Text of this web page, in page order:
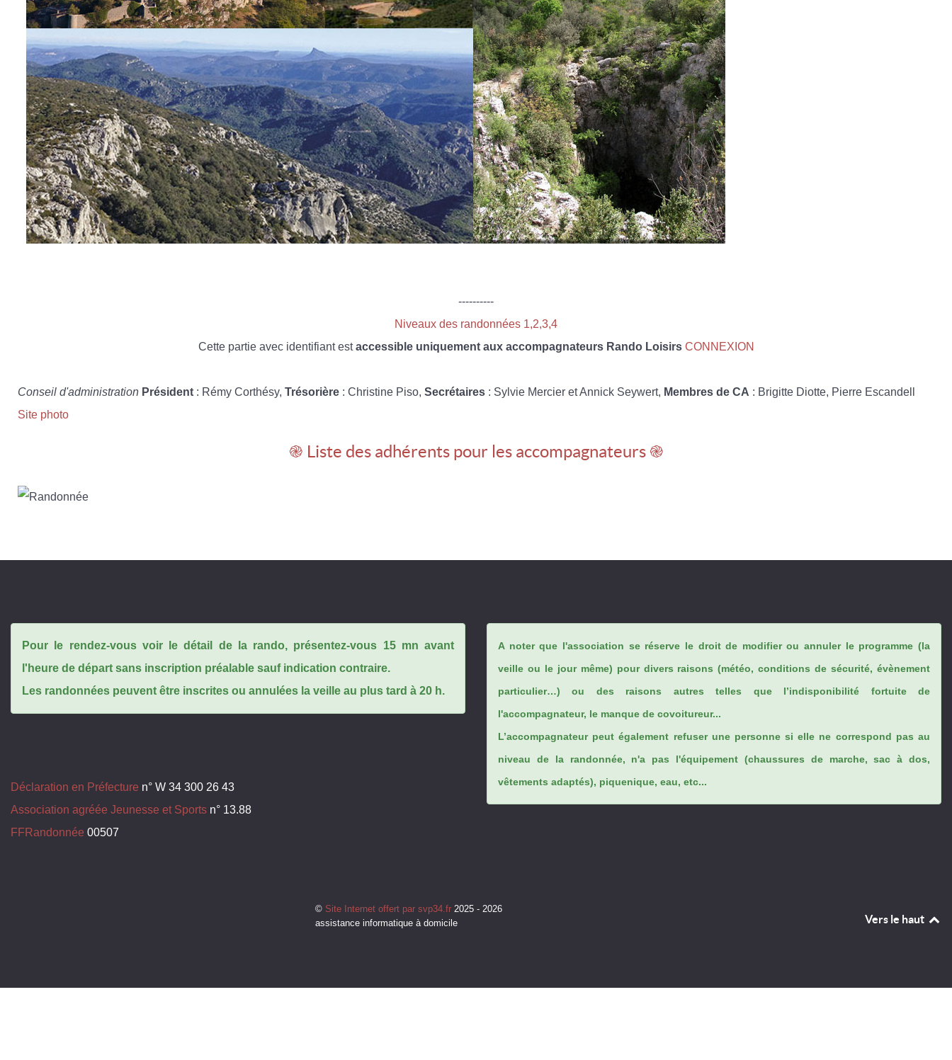
----------
Niveaux des randonnées 1,2,3,4
Cette partie avec identifiant estaccessible uniquement aux accompagnateurs Rando Loisirs CONNEXION
Conseil d'administration Président : Rémy Corthésy, Trésorière : Christine Piso, Secrétaires : Sylvie Mercier et Annick Seywert, Membres de CA : Brigitte Diotte, Pierre Escandell
Site photo
֎ Liste des adhérents pour les accompagnateurs ֎
Pour le rendez-vous voir le détail de la rando, présentez-vous 15 mn avant
l'heure de départ sans inscription préalable sauf indication contraire.
Les randonnées peuvent être inscrites ou annulées la veille au plus tard à 20 h.
Déclaration en Préfecture n° W 34 300 26 43
Association agréée Jeunesse et Sports n° 13.88
FFRandonnée 00507
A noter que l'association se réserve le droit de modifier ou annuler le programme (la
veille ou le jour même) pour divers raisons (météo, conditions de sécurité, évènement
particulier…) ou des raisons autres telles que l’indisponibilité fortuite de
l'accompagnateur, le manque de covoitureur...
L’accompagnateur peut également refuser une personne si elle ne correspond pas au
niveau de la randonnée, n'a pas l'équipement (chaussures de marche, sac à dos,
vêtements adaptés), piquenique, eau, etc...
© Site Internet offert par svp34.fr2025 - 2026
assistance informatique à domicile
Vers le haut